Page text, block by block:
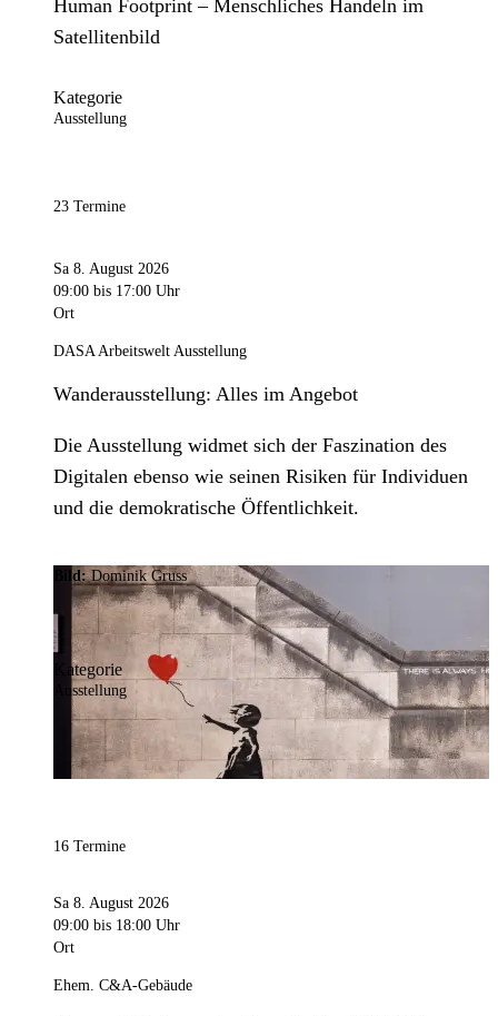
Human Footprint – Menschliches Handeln im
Satellitenbild
Kategorie
Ausstellung
23 Termine
Sa 8. August 2026
09:00 bis 17:00 Uhr
Ort
DASA Arbeitswelt Ausstellung
Wanderausstellung: Alles im Angebot
Die Ausstellung widmet sich der Faszination des
Digitalen ebenso wie seinen Risiken für Individuen
und die demokratische Öffentlichkeit.
Bild:Dominik Gruss
Kategorie
Ausstellung
16 Termine
Sa 8. August 2026
09:00 bis 18:00 Uhr
Ort
Ehem. C&A-Gebäude